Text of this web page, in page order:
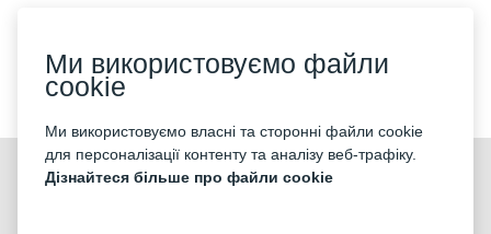
Ми використовуємо файли
cookie
Ми використовуємо власні та сторонні файли cookie
для персоналізації контенту та аналізу веб-трафіку.
Дізнайтеся більше про файли cookie
©2026 «KONTRAMARKA LLC» Всі права захищені
Ми приймаємо: